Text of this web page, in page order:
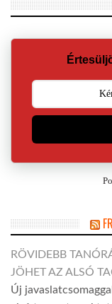
RÖVIDEBB
JÖHET AZ ALSÓ
Új